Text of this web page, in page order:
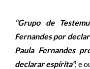
“Grupo de
Fernandes por
Paula Fernandes
declarar espírita”; e